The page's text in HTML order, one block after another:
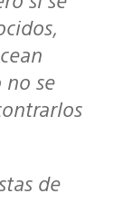
no se